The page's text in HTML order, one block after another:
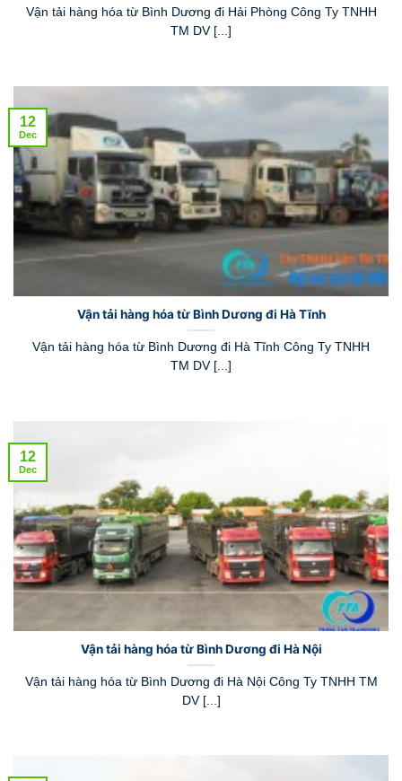
Vận tải hàng hóa từ Bình Dương đi Hải Phòng Công Ty TNHH
TM DV [...]
Vận tải hàng hóa từ Bình Dương đi Hà Tĩnh
Vận tải hàng hóa từ Bình Dương đi Hà Tĩnh Công Ty TNHH
TM DV [...]
12
Dec
Vận tải hàng hóa từ Bình Dương đi Hà Nội
Vận tải hàng hóa từ Bình Dương đi Hà Nội Công Ty TNHH TM
DV [...]
12
Dec